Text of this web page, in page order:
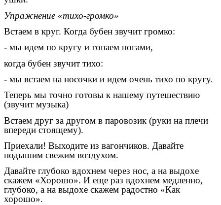
Упражнение «тихо-громко»
Встаем в круг. Когда бубен звучит громко:
- мы идем по кругу и топаем ногами,
когда бубен звучит тихо:
- мы встаем на носочки и идем очень тихо по кругу.
Теперь мы точно готовы к нашему путешествию
(звучит музыка)
Встаем друг за другом в паровозик (руки на плечи
впереди стоящему).
Приехали! Выходите из вагончиков. Давайте
подышим свежим воздухом.
Давайте глубоко вдохнем через нос, а на выдохе
скажем «Хорошо». И еще раз вдохнем медленно,
глубоко, а на выдохе скажем радостно «Как
хорошо».